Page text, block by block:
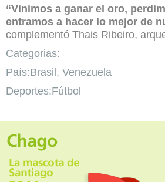
“Vinimos a ganar el oro,
entramos a hacer lo mejor de
complementó Thais Ribeiro,
Categorias:
País:Brasil, Venezuela
Deportes:Fútbol